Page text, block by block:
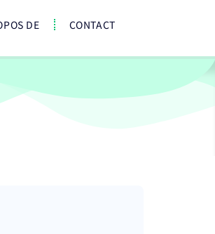
DE CONTACT